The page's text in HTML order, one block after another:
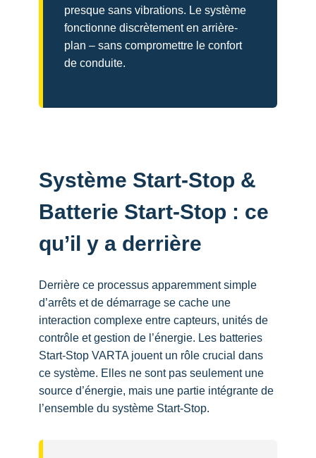
presque sans vibrations. Le système
fonctionne discrètement en arrière-
plan – sans compromettre le confort
de conduite.
Système Start-Stop &
Batterie Start-Stop : ce
qu’il y a derrière
Derrière ce processus apparemment simple
d’arrêts et de démarrage se cache une
interaction complexe entre capteurs, unités de
contrôle et gestion de l’énergie. Les batteries
Start-Stop VARTA jouent un rôle crucial dans
ce système. Elles ne sont pas seulement une
source d’énergie, mais une partie intégrante de
l’ensemble du système Start-Stop.